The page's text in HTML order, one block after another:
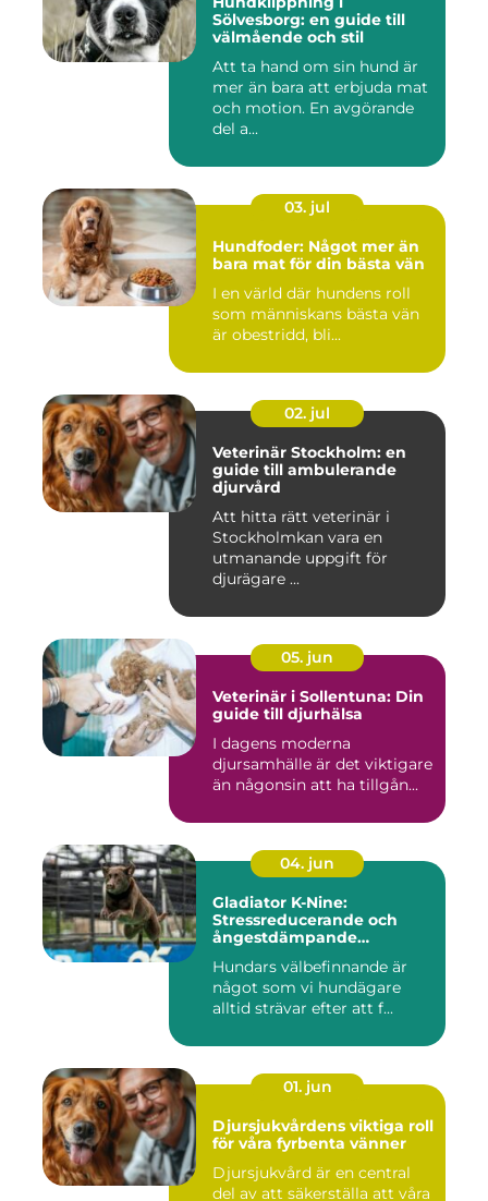
Sölvesborg: en guide till
välmående och stil
Att ta hand om sin hund är
mer än bara att erbjuda mat
och motion. En avgörande
del a...
03. jul
Hundfoder: Något mer än
bara mat för din bästa vän
I en värld där hundens roll
som människans bästa vän
är obestridd, bli...
02. jul
Veterinär Stockholm: en
guide till ambulerande
djurvård
Att hitta rätt veterinär i
Stockholmkan vara en
utmanande uppgift för
djurägare ...
05. jun
Veterinär i Sollentuna: Din
guide till djurhälsa
I dagens moderna
djursamhälle är det viktigare
än någonsin att ha tillgån...
04. jun
Gladiator K-Nine:
Stressreducerande och
ångestdämpande
Hundars välbefinnande är
något som vi hundägare
alltid strävar efter att f...
01. jun
Djursjukvårdens viktiga roll
för våra fyrbenta vänner
Djursjukvård är en central
del av att säkerställa att våra